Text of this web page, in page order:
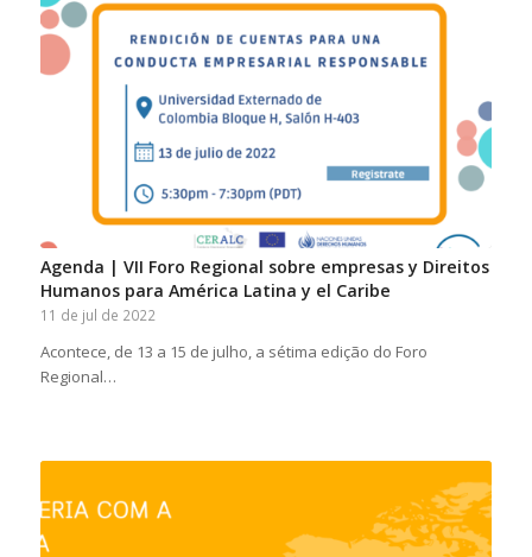
Agenda | VII Foro Regional sobre empresas y Direitos
Humanos para América Latina y el Caribe
11 de jul de 2022
Acontece, de 13 a 15 de julho, a sétima edição do Foro
Regional…